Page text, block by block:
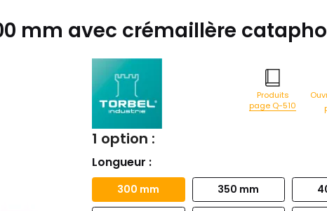
mm avec crémaillère
Produits
page Q-510
1 option :
Longueur :
300 mm 350 mm